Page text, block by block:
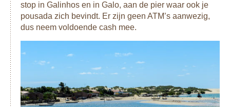
stop in Galinhos en in Galo, aan de pier waar ook je
pousada zich bevindt. Er zijn geen ATM’s aanwezig,
dus neem voldoende cash mee.